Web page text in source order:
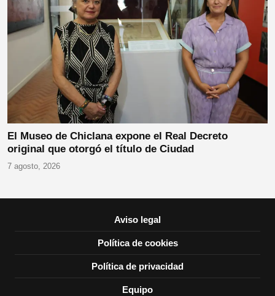
El Museo de Chiclana expone el Real Decreto
original que otorgó el título de Ciudad
7 agosto, 2026
Aviso legal
Política de cookies
Política de privacidad
Equipo